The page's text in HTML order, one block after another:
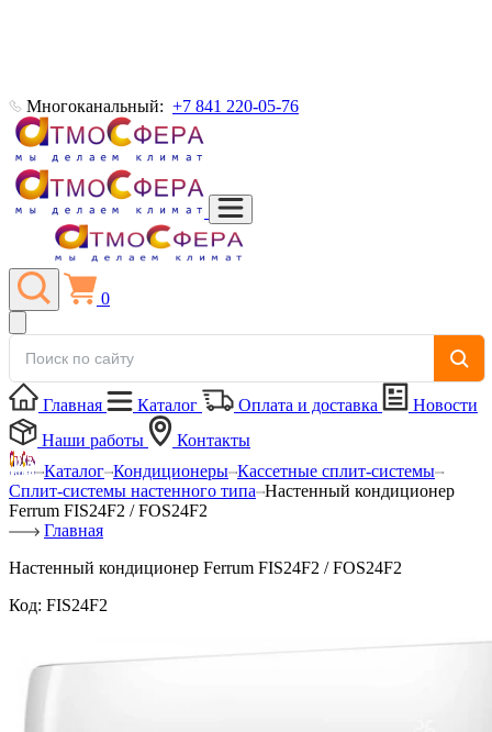
Многоканальный: +7 841 220-05-76
0
Главная Каталог Оплата и доставка
Новости
Наши работы
Контакты
Каталог Кондиционеры Кассетные сплит-системы
Сплит-системы настенного типа Настенный кондиционер
Ferrum FIS24F2 / FOS24F2
Главная
Настенный кондиционер Ferrum FIS24F2 / FOS24F2
Код: FIS24F2